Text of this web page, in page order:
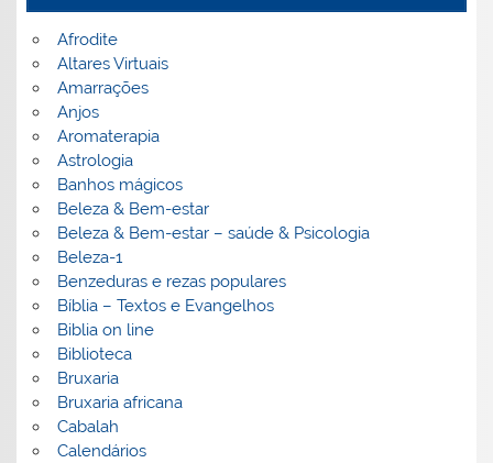
Afrodite
Altares Virtuais
Amarrações
Anjos
Aromaterapia
Astrologia
Banhos mágicos
Beleza & Bem-estar
Beleza & Bem-estar – saúde & Psicologia
Beleza-1
Benzeduras e rezas populares
Bíblia – Textos e Evangelhos
Biblia on line
Biblioteca
Bruxaria
Bruxaria africana
Cabalah
Calendários